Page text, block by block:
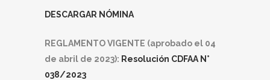
DESCARGAR NÓMINA
REGLAMENTO VIGENTE (aprobado el 04
de abril de 2023): Resolución CDFAA N°
038/2023